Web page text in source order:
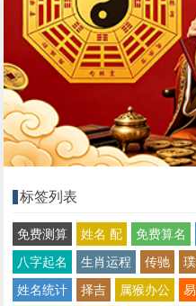
标签列表
免费测算 姓名 配 免费算名
八字起名
生肖运程 传驰
姓名统计
择吉 属猴办公